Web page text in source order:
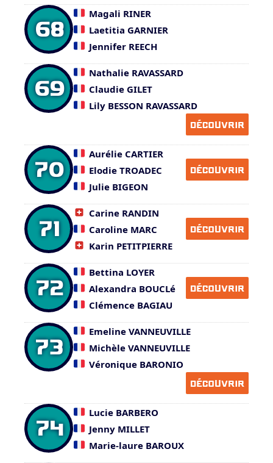
68
Magali RINER
Laetitia GARNIER
Jennifer REECH
69
Nathalie RAVASSARD
Claudie GILET
Lily BESSON RAVASSARD
DÉCOUVRIR
70
Aurélie CARTIER
Elodie TROADEC
Julie BIGEON
DÉCOUVRIR
71
Carine RANDIN
Caroline MARC
Karin PETITPIERRE
DÉCOUVRIR
72
Bettina LOYER
Alexandra BOUCLé
Clémence BAGIAU
DÉCOUVRIR
73
Emeline VANNEUVILLE
Michèle VANNEUVILLE
Véronique BARONIO
DÉCOUVRIR
74
Lucie BARBERO
Jenny MILLET
Marie-laure BAROUX